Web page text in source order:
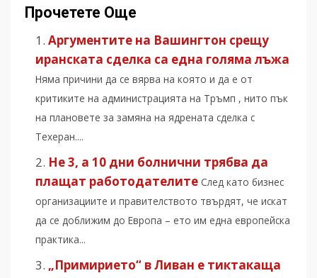
Прочетете Още
Аргументите на Вашингтон срещу
иранската сделка са една голяма лъжа
Няма причини да се вярва на която и да е от
критиките на администрацията на Тръмп , нито пък
на плановете за замяна на ядрената сделка с
Техеран....
Не 3, а 10 дни болнични трябва да
плащат работодателите След като бизнес
организациите и правителството твърдят, че искат
да се доближим до Европа – ето им една европейска
практика...
„Примирието“ в Ливан е тиктакаща